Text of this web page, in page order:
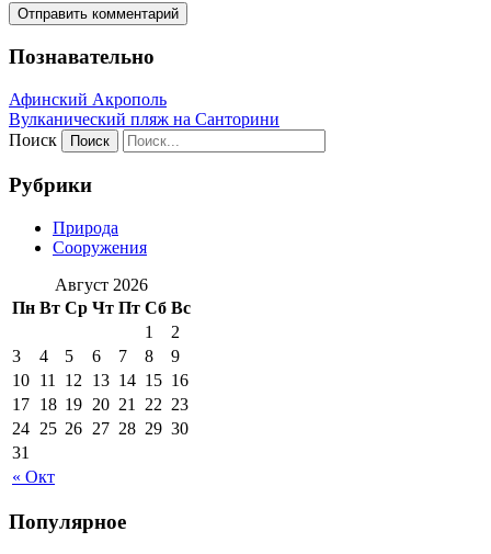
Познавательно
Афинский Акрополь
Вулканический пляж на Санторини
Поиск
Рубрики
Природа
Сооружения
Август 2026
Пн Вт Ср Чт Пт Сб Вс
« Окт
1
2
3
4 5 6 7 8
9
10 11 12 13 14 15 16
17 18 19 20 21 22 23
24 25 26 27 28 29 30
31
Популярное